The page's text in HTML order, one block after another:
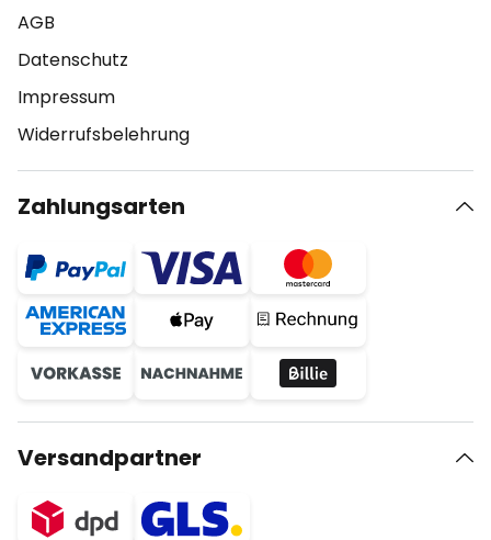
AGB
Datenschutz
Impressum
Widerrufsbelehrung
Zahlungsarten
Versandpartner